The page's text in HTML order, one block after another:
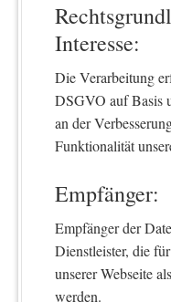
Interesse:
Die Verarbeitung
DSGVO auf Basis
an der
Funktionalität
Empfänger:
Empfänger der
Dienstleister, die
unserer Webseite
werden.